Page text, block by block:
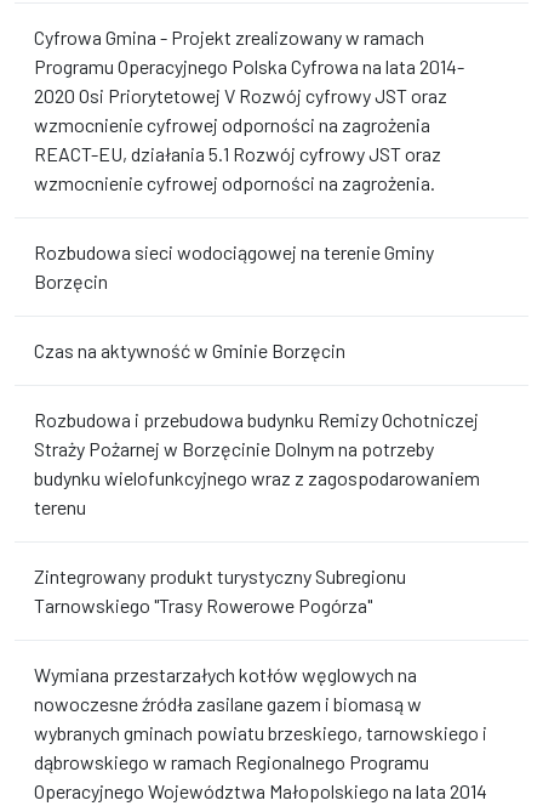
Cyfrowa Gmina - Projekt zrealizowany w ramach
Programu Operacyjnego Polska Cyfrowa na lata 2014-
2020 Osi Priorytetowej V Rozwój cyfrowy JST oraz
wzmocnienie cyfrowej odporności na zagrożenia
REACT-EU, działania 5.1 Rozwój cyfrowy JST oraz
wzmocnienie cyfrowej odporności na zagrożenia.
Rozbudowa sieci wodociągowej na terenie Gminy
Borzęcin
Czas na aktywność w Gminie Borzęcin
Rozbudowa i przebudowa budynku Remizy Ochotniczej
Straży Pożarnej w Borzęcinie Dolnym na potrzeby
budynku wielofunkcyjnego wraz z zagospodarowaniem
terenu
Zintegrowany produkt turystyczny Subregionu
Tarnowskiego "Trasy Rowerowe Pogórza"
Wymiana przestarzałych kotłów węglowych na
nowoczesne źródła zasilane gazem i biomasą w
wybranych gminach powiatu brzeskiego, tarnowskiego i
dąbrowskiego w ramach Regionalnego Programu
Operacyjnego Województwa Małopolskiego na lata 2014